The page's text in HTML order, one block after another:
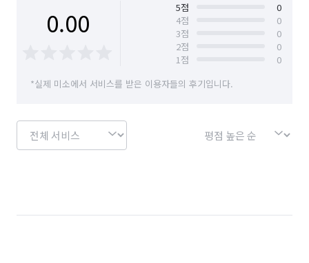
0.00 5점
0
4점
0
3점
0
2점
0
1점
0
*실제 미소에서 서비스를 받은 이용자들의 후기입니다.